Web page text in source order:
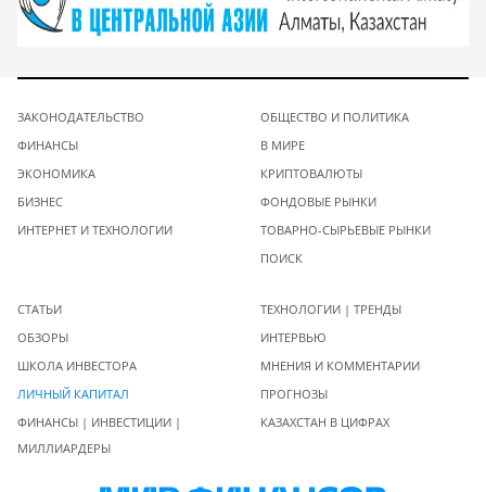
ЗАКОНОДАТЕЛЬСТВО
ФИНАНСЫ
ЭКОНОМИКА
БИЗНЕС
ИНТЕРНЕТ И ТЕХНОЛОГИИ
ОБЩЕСТВО И ПОЛИТИКА
В МИРЕ
КРИПТОВАЛЮТЫ
ФОНДОВЫЕ РЫНКИ
ТОВАРНО-СЫРЬЕВЫЕ РЫНКИ
ПОИСК
СТАТЬИ
ОБЗОРЫ
ШКОЛА ИНВЕСТОРА
ЛИЧНЫЙ КАПИТАЛ
ФИНАНСЫ | ИНВЕСТИЦИИ |
МИЛЛИАРДЕРЫ
ТЕХНОЛОГИИ | ТРЕНДЫ
ИНТЕРВЬЮ
МНЕНИЯ И КОММЕНТАРИИ
ПРОГНОЗЫ
КАЗАХСТАН В ЦИФРАХ